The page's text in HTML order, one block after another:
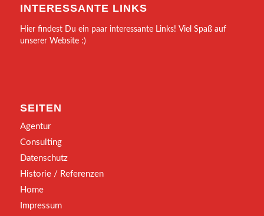
INTERESSANTE LINKS
Hier findest Du ein paar interessante Links! Viel Spaß auf
unserer Website :)
SEITEN
Agentur
Consulting
Datenschutz
Historie / Referenzen
Home
Impressum